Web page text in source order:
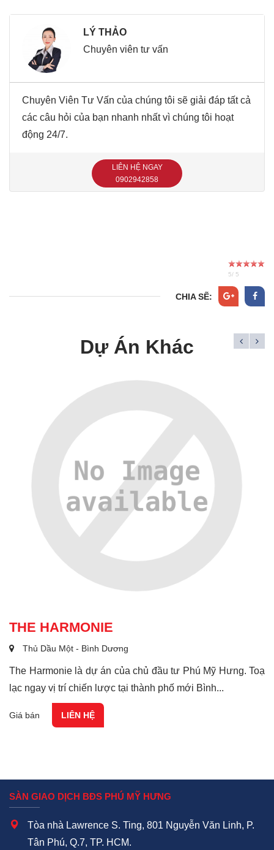
LÝ THẢO
Chuyên viên tư vấn
Chuyên Viên Tư Vấn của chúng tôi sẽ giải đáp tất cả
các câu hỏi của bạn nhanh nhất vì chúng tôi hoạt
động 24/7.
LIÊN HỆ NGAY
‭0902942858‬
5/ 5
CHIA SẼ:
Dự Án Khác
THE HARMONIE
Thủ Dầu Một - Bình Dương
The Harmonie là dự án của chủ đầu tư Phú Mỹ Hưng. Toạ
lạc ngay vị trí chiến lược tại thành phố mới Bình...
Giá bán LIÊN HỆ
SÀN GIAO DỊCH BĐS PHÚ MỸ HƯNG
Tòa nhà Lawrence S. Ting, 801 Nguyễn Văn Linh, P.
Tân Phú, Q.7, TP. HCM.